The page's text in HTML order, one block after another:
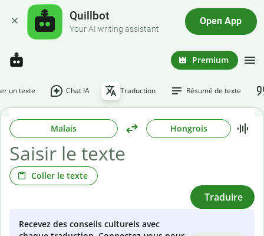
Quillbot
Your AI writing assistant
Open App
Premium
un texte Chat IA Traduction Résumé de texte
Malais Hongrois
Coller le texte
Traduire
Recevez des conseils culturels avec